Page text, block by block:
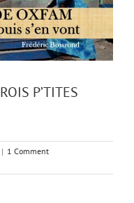
P’TITES
| 1 Comment